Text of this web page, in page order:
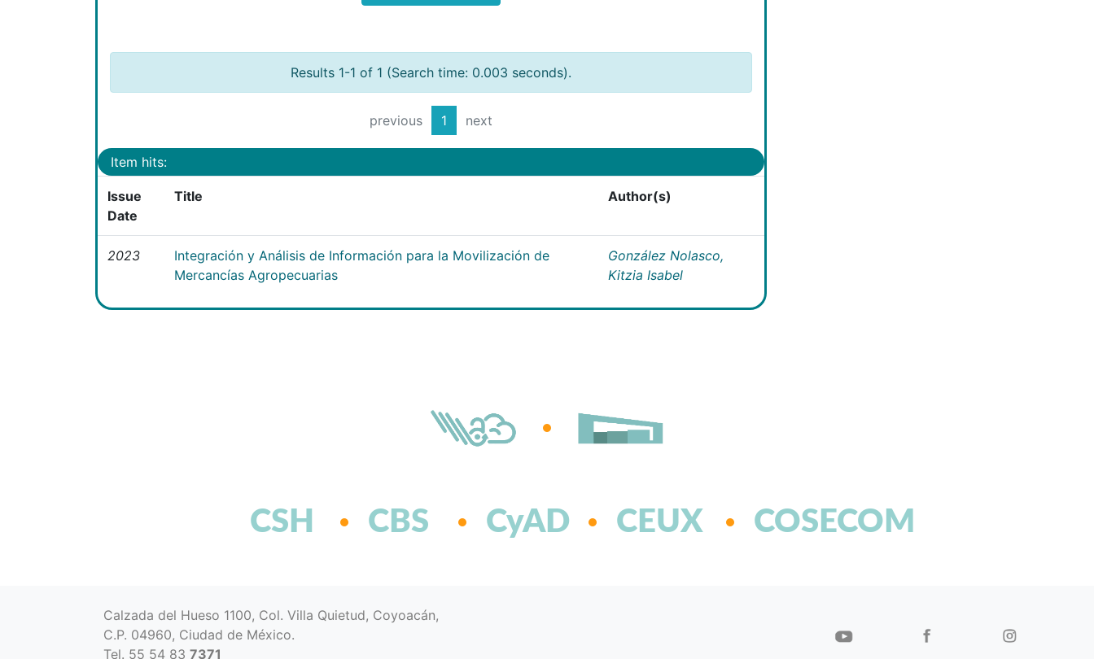
Results 1-1 of 1 (Search time: 0.003 seconds).
previous 1 next
Item hits:
Issue
Date
Title Author(s)
2023
Integración y Análisis de Información para la Movilización de
Mercancías Agropecuarias
González Nolasco,
Kitzia Isabel
CSH CBS CyAD CEUX COSECOM
Calzada del Hueso 1100, Col. Villa Quietud, Coyoacán,
C.P. 04960, Ciudad de México.
Tel. 55 54 83 7371